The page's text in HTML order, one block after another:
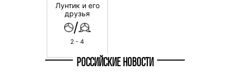
Лунтик и его
друзья
/
2 - 4
РОССИЙСКИЕ НОВОСТИ